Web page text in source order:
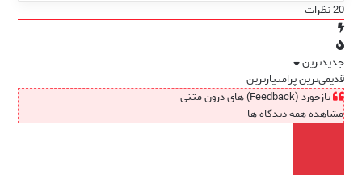
20نظرات
جدیدترین
قدیمی‌ترینپرامتیازترین
بازخورد (Feedback) های درون متنی
مشاهده همه دیدگاه ها